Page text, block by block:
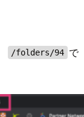
/folders/94 で